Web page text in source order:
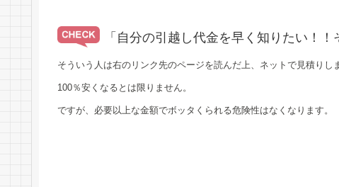
「自分の引越し代金を早く知りたい！！
そういう人は右のリンク先のページを読んだ上、ネットで見積りし
100％安くなるとは限りません。
ですが、必要以上な金額でボッタくられる危険性はなくなります。